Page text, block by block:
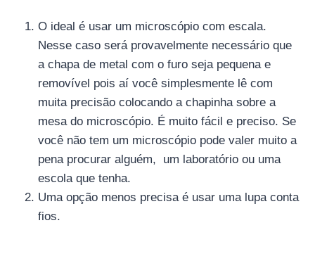
O ideal é usar um microscópio com escala.
Nesse caso será provavelmente necessário que
a chapa de metal com o furo seja pequena e
removível pois aí você simplesmente lê com
muita precisão colocando a chapinha sobre a
mesa do microscópio. É muito fácil e preciso. Se
você não tem um microscópio pode valer muito a
pena procurar alguém, um laboratório ou uma
escola que tenha.
Uma opção menos precisa é usar uma lupa conta
fios.